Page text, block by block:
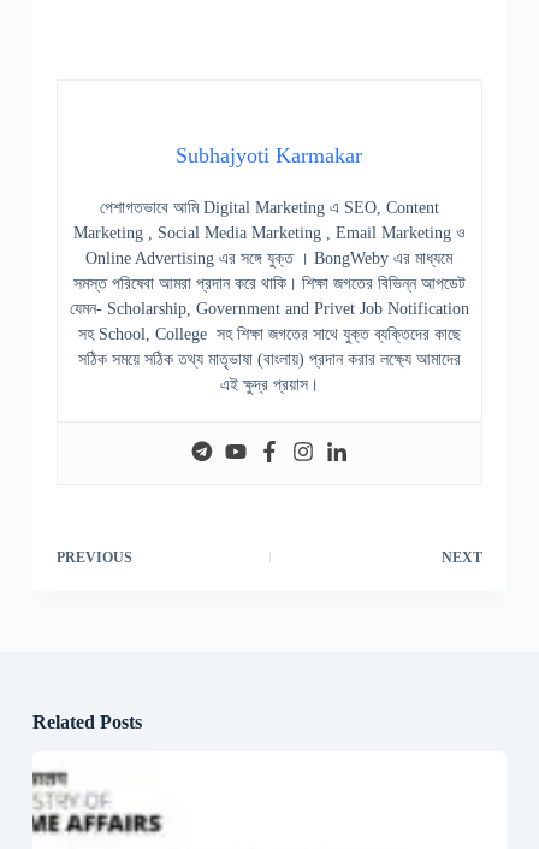
Subhajyoti Karmakar
পেশাগতভাবে আমি Digital Marketing এ SEO, Content
Marketing , Social Media Marketing , Email Marketing ও
Online Advertising এর সঙ্গে যুক্ত । BongWeby এর মাধ্যমে
সমস্ত পরিষেবা আমরা প্রদান করে থাকি। শিক্ষা জগতের বিভিন্ন আপডেট
যেমন- Scholarship, Government and Privet Job Notification
সহ School, College সহ শিক্ষা জগতের সাথে যুক্ত ব্যক্তিদের কাছে
সঠিক সময়ে সঠিক তথ্য মাতৃভাষা (বাংলায়) প্রদান করার লক্ষ্যে আমাদের
এই ক্ষুদ্র প্রয়াস।
PREVIOUS NEXT
Related Posts